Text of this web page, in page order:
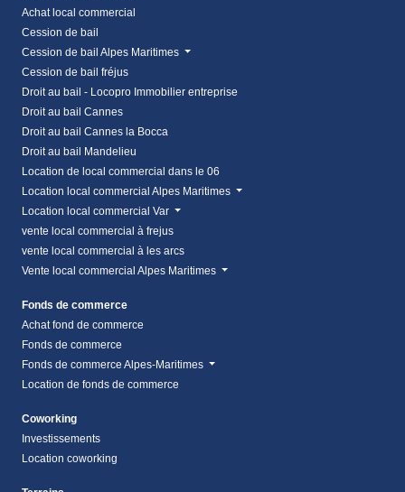
Achat local commercial
Cession de bail
Cession de bail Alpes Maritimes
Cession de bail fréjus
Droit au bail - Locopro Immobilier entreprise
Droit au bail Cannes
Droit au bail Cannes la Bocca
Droit au bail Mandelieu
Location de local commercial dans le 06
Location local commercial Alpes Maritimes
Location local commercial Var
vente local commercial à frejus
vente local commercial à les arcs
Vente local commercial Alpes Maritimes
Fonds de commerce
Achat fond de commerce
Fonds de commerce
Fonds de commerce Alpes-Maritimes
Location de fonds de commerce
Coworking
Investissements
Location coworking